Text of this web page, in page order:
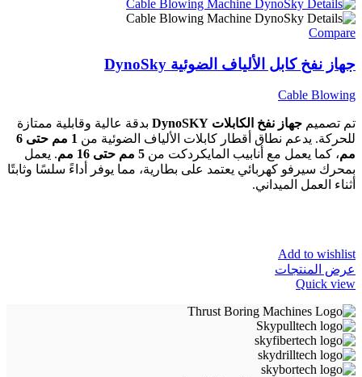
Compare
جهاز نفخ كابل الألياف الضوئية DynoSky
Cable Blowing
تم تصميم جهاز نفخ الكابلات DynoSKY
بدقة عالية وقابلية ممتازة
للحركة. يدعم نطاق أقطار كابلات الألياف الضوئية من
1 مم حتى 6
مم، كما يعمل مع أنابيب المايكردكت من 5 مم حتى 16 مم
. يعمل
بمحرك سيرفو كهربائي يعتمد على بطارية، مما يوفر أداءً سلسًا وثابتًا
أثناء العمل الميداني.
Add to wishlist
عرض المنتجات
Quick view